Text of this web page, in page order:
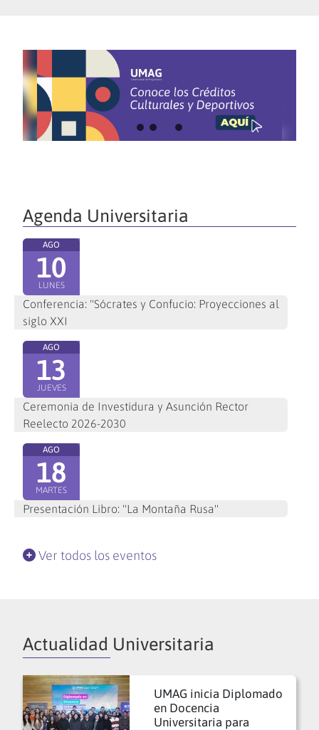
Agenda Universitaria
AGO
10
LUNES
Conferencia: "Sócrates y Confucio: Proyecciones al
siglo XXI
AGO
13
JUEVES
Ceremonia de Investidura y Asunción Rector
Reelecto 2026-2030
AGO
18
MARTES
Presentación Libro: "La Montaña Rusa"
Ver todos los eventos
Actualidad Universitaria
UMAG inicia Diplomado
en Docencia
Universitaria para